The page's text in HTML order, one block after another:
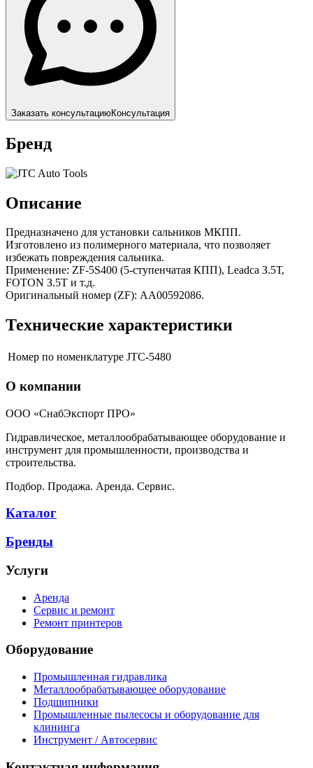
Заказать консультациюКонсультация
Бренд
Описание
Предназначено для установки сальников МКПП.
Изготовлено из полимерного материала, что позволяет
избежать повреждения сальника.
Применение: ZF-5S400 (5-ступенчатая КПП), Leadca З.5Т,
FOTON З.5Т и т.д.
Оригинальный номер (ZF): АА00592086.
Технические характеристики
Номер по номенклатуре JTC-5480
О компании
ООО «СнабЭкспорт ПРО»
Гидравлическое, металлообрабатывающее оборудование и
инструмент для промышленности, производства и
строительства.
Подбор. Продажа. Аренда. Сервис.
Каталог
Бренды
Услуги
Аренда
Сервис и ремонт
Ремонт принтеров
Оборудование
Промышленная гидравлика
Металлообрабатывающее оборудование
Подшипники
Промышленные пылесосы и оборудование для
клининга
Инструмент / Автосервис